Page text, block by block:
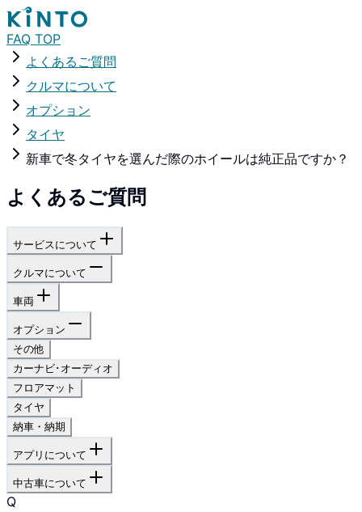
FAQ TOP
よくあるご質問
クルマについて
オプション
タイヤ
新車で冬タイヤを選んだ際のホイールは純正品ですか？
よくあるご質問
サービスについて
クルマについて
車両
オプション
その他
カーナビ･オーディオ
フロアマット
タイヤ
納車・納期
アプリについて
中古車について
Q